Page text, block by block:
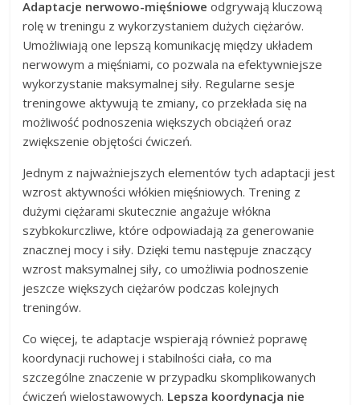
Adaptacje nerwowo-mięśniowe odgrywają kluczową
rolę w treningu z wykorzystaniem dużych ciężarów.
Umożliwiają one lepszą komunikację między układem
nerwowym a mięśniami, co pozwala na efektywniejsze
wykorzystanie maksymalnej siły. Regularne sesje
treningowe aktywują te zmiany, co przekłada się na
możliwość podnoszenia większych obciążeń oraz
zwiększenie objętości ćwiczeń.
Jednym z najważniejszych elementów tych adaptacji jest
wzrost aktywności włókien mięśniowych. Trening z
dużymi ciężarami skutecznie angażuje włókna
szybkokurczliwe, które odpowiadają za generowanie
znacznej mocy i siły. Dzięki temu następuje znaczący
wzrost maksymalnej siły, co umożliwia podnoszenie
jeszcze większych ciężarów podczas kolejnych
treningów.
Co więcej, te adaptacje wspierają również poprawę
koordynacji ruchowej i stabilności ciała, co ma
szczególne znaczenie w przypadku skomplikowanych
ćwiczeń wielostawowych. Lepsza koordynacja nie